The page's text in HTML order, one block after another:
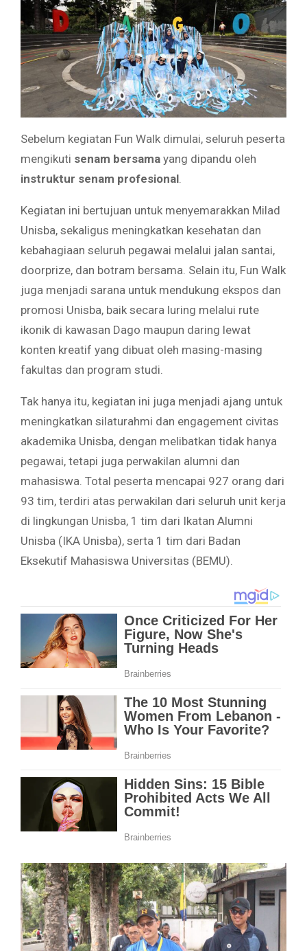
Sebelum kegiatan Fun Walk dimulai, seluruh peserta
mengikuti senam bersama yang dipandu oleh
instruktur senam profesional
Kegiatan ini bertujuan untuk menyemarakkan Milad
Unisba, sekaligus meningkatkan kesehatan dan
kebahagiaan seluruh pegawai melalui jalan santai,
doorprize, dan botram bersama. Selain itu, Fun Walk
juga menjadi sarana untuk mendukung ekspos dan
promosi Unisba, baik secara luring melalui rute
ikonik di kawasan Dago maupun daring lewat
konten kreatif yang dibuat oleh masing-masing
fakultas dan program studi.
Tak hanya itu, kegiatan ini juga menjadi ajang untuk
meningkatkan silaturahmi dan engagement civitas
akademika Unisba, dengan melibatkan tidak hanya
pegawai, tetapi juga perwakilan alumni dan
mahasiswa. Total peserta mencapai 927 orang dari
93 tim, terdiri atas perwakilan dari seluruh unit kerja
di lingkungan Unisba, 1 tim dari Ikatan Alumni
Unisba (IKA Unisba), serta 1 tim dari Badan
Eksekutif Mahasiswa Universitas (BEMU).